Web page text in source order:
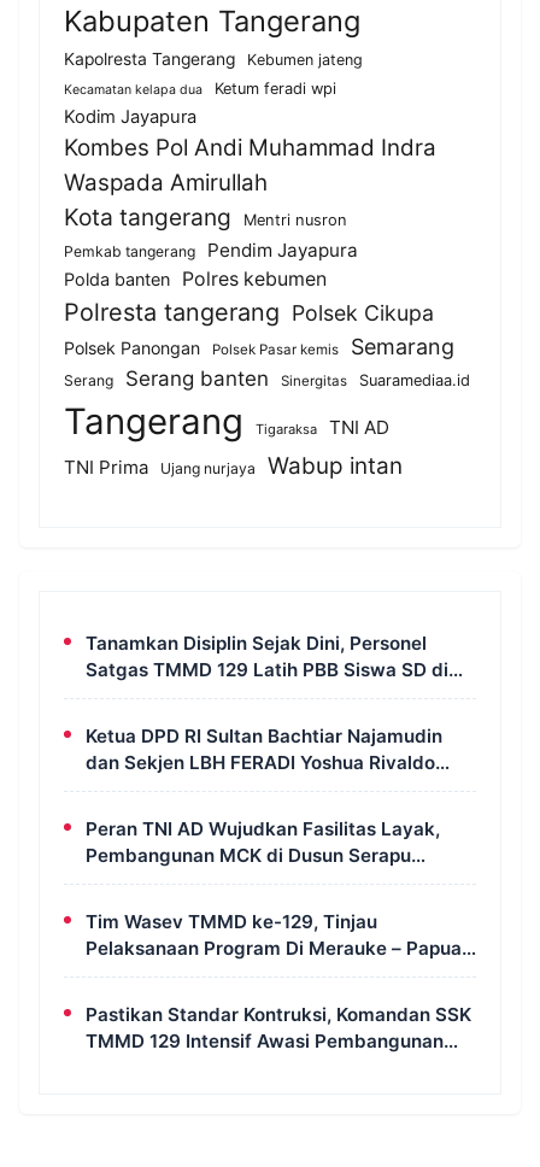
Kabupaten Tangerang
Kapolresta Tangerang Kebumen jateng
Kecamatan kelapa dua Ketum feradi wpi
Kodim Jayapura
Kombes Pol Andi Muhammad Indra
Waspada Amirullah
Kota tangerang
Mentri nusron
Pemkab tangerang
Pendim Jayapura
Polda banten Polres kebumen
Polresta tangerang Polsek Cikupa
Polsek Panongan Polsek Pasar kemis Semarang
Serang Serang banten Sinergitas Suaramediaa.id
Tangerang Tigaraksa
TNI AD
TNI Prima
Ujang nurjaya Wabup intan
Tanamkan Disiplin Sejak Dini, Personel
Satgas TMMD 129 Latih PBB Siswa SD di
Kampung Wanam
Ketua DPD RI Sultan Bachtiar Najamudin
dan Sekjen LBH FERADI Yoshua Rivaldo
Bahas Geopolitik dan Supremasi Hukum
Peran TNI AD Wujudkan Fasilitas Layak,
Pembangunan MCK di Dusun Serapu
Rampung Dikerjakan
Tim Wasev TMMD ke-129, Tinjau
Pelaksanaan Program Di Merauke – Papua
Selatan
Pastikan Standar Kontruksi, Komandan SSK
TMMD 129 Intensif Awasi Pembangunan